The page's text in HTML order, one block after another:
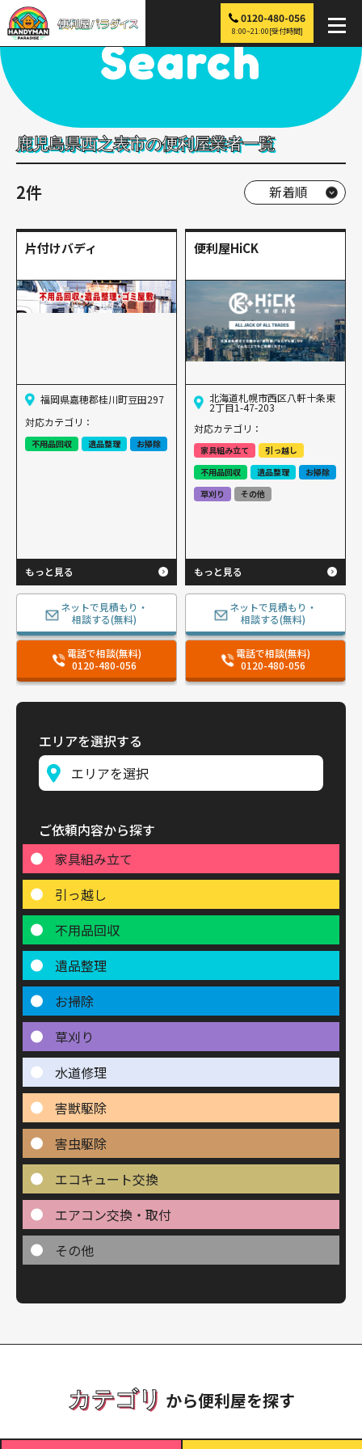
0120-480-056
8:00~21:00[受付時間]
便利屋パラダイス > 探す 鹿児島 > 西之表市
Search
鹿児島県西之表市の便利屋業者一覧
2件
片付けバディ
福岡県嘉穂郡桂川町豆田297
対応カテゴリ：
不用品回収 遺品整理 お掃除
もっと見る
ネットで見積もり・
相談する(無料)
電話で相談(無料)
0120-480-056
便利屋HiCK
北海道札幌市西区八軒十条東
2丁目1-47-203
対応カテゴリ：
家具組み立て
引っ越し
不用品回収
遺品整理
お掃除
草刈り
その他
もっと見る
ネットで見積もり・
相談する(無料)
電話で相談(無料)
0120-480-056
エリアを選択する
ご依頼内容から探す
家具組み立て
引っ越し
不用品回収
遺品整理
お掃除
草刈り
水道修理
害獣駆除
害虫駆除
エコキュート交換
エアコン交換・取付
その他
カテゴリ から便利屋を探す